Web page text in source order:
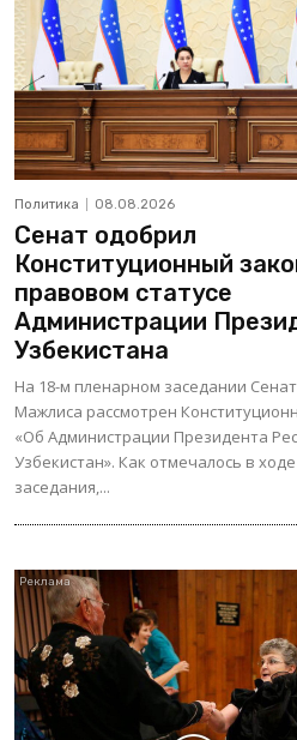
Политика 08.08.2026
Сенат одобрил
Конституционный
правовом статусе
Администрации
Узбекистана
На 18-м пленарном заседании
Мажлиса рассмотрен
«Об Администрации Президента
Узбекистан». Как отмечалось в ходе
заседания,...